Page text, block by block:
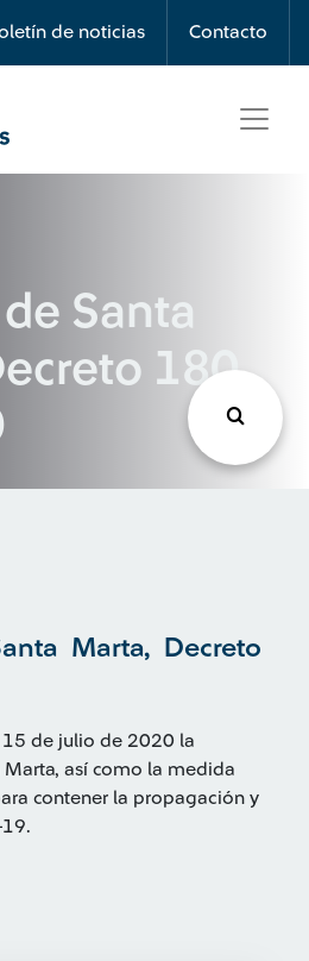
de noticias Contacto
Santa
180
Marta, Decreto
15 de julio de 2020 la
Marta, así como la medida
contener la propagación y